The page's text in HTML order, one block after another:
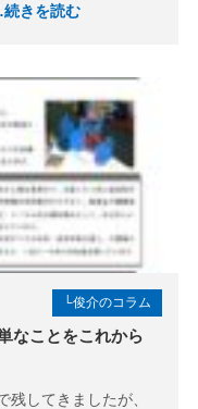
きを読む
└俊介のコラム
なことをこれから
してきましたが、